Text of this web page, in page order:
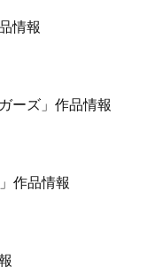
情報
ーズ」作品情報
作品情報